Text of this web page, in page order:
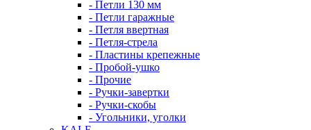
- Петли 130 мм
- Петли гаражные
- Петля ввертная
- Петля-стрела
- Пластины крепежные
- Пробой-ушко
- Прочие
- Ручки-завертки
- Ручки-скобы
- Угольники, уголки